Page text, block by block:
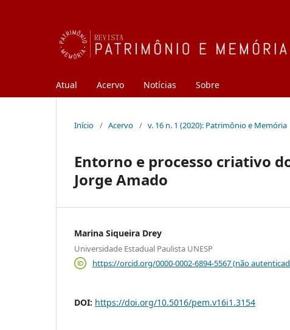
Atual Acervo Notícias Sobre
Início / Acervo / v. 16 n. 1 (2020): Patrimônio e Memória
Entorno e processo criativo
Jorge Amado
Marina Siqueira Drey
Universidade Estadual Paulista UNESP
https://orcid.org/0000-0002-6894-5567 (não
DOI: https://doi.org/10.5016/pem.v16i1.3154